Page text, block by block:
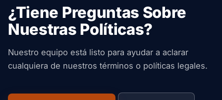
¿Tiene Preguntas Sobre
Nuestras Políticas?
Nuestro equipo está listo para ayudar a aclarar
cualquiera de nuestros términos o políticas legales.